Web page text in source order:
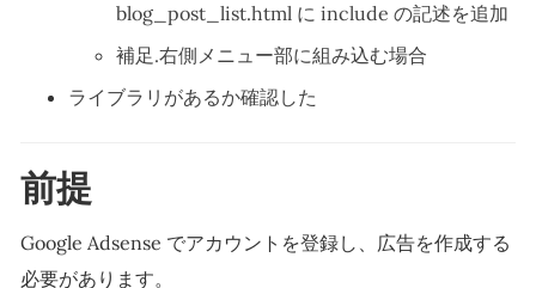
blog_post_list.html に include の記述を追加
補足.右側メニュー部に組み込む場合
ライブラリがあるか確認した
前提
Google Adsense でアカウントを登録し、広告を作成する
必要があります。